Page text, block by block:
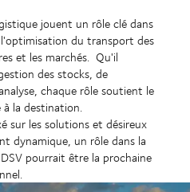
jouent un rôle clé dans
du transport des
et les marchés. Qu'il
des stocks, de
chaque rôle soutient le
la destination.
sur les solutions et désireux
dynamique, un rôle dans la
pourrait être la prochaine